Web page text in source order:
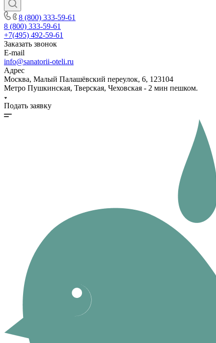
8 (800) 333-59-61
8 (800) 333-59-61
+7(495) 492-59-61
Заказать звонок
E-mail
info@sanatorii-oteli.ru
Адрес
Москва, Малый Палашёвский переулок, 6, 123104
Метро Пушкинская, Тверская, Чеховская - 2 мин пешком.
Подать заявку